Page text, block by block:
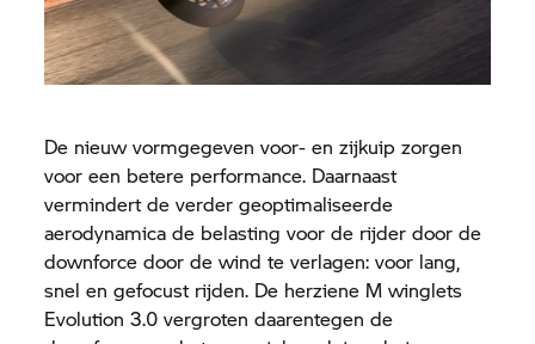
De nieuw vormgegeven voor- en zijkuip zorgen
voor een betere performance. Daarnaast
vermindert de verder geoptimaliseerde
aerodynamica de belasting voor de rijder door de
downforce door de wind te verlagen: voor lang,
snel en gefocust rijden. De herziene M winglets
Evolution 3.0 vergroten daarentegen de